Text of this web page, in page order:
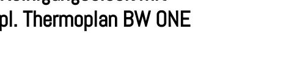
Thermoplan BW ONE